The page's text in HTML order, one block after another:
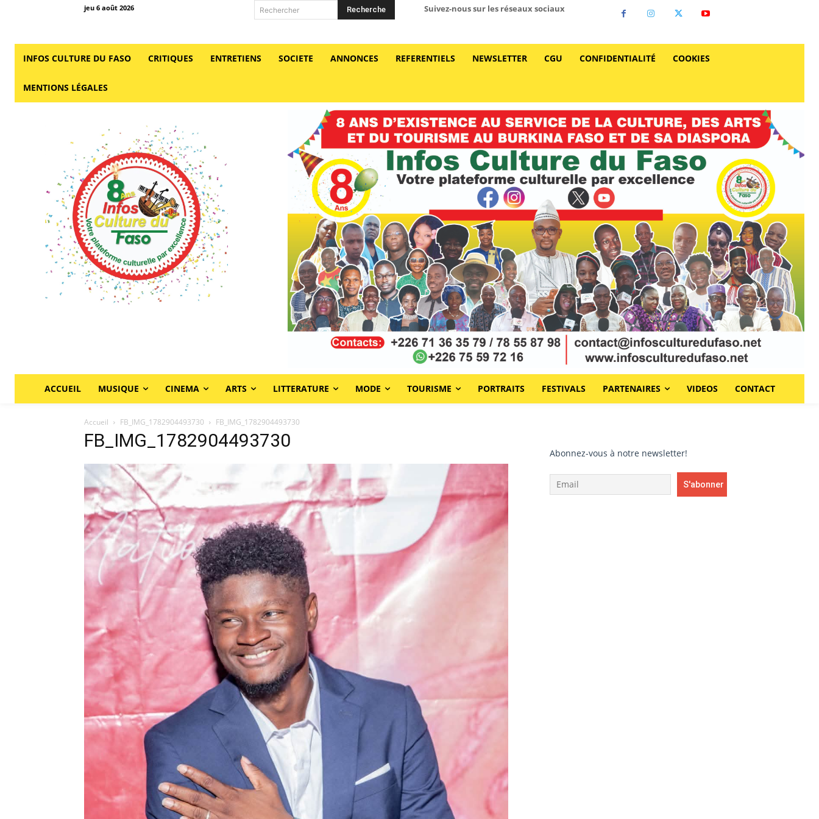
jeu 6 août 2026 Rechercher Recherche Suivez-nous sur les réseaux sociaux
INFOS CULTURE DU FASO CRITIQUES ENTRETIENS SOCIETE ANNONCES REFERENTIELS NEWSLETTER CGU CONFIDENTIALITÉ COOKIES
MENTIONS LÉGALES
ACCUEIL MUSIQUE CINEMA ARTS LITTERATURE MODE TOURISME PORTRAITS FESTIVALS PARTENAIRES VIDEOS CONTACT
Accueil FB_IMG_1782904493730 FB_IMG_1782904493730
FB_IMG_1782904493730
Abonnez-vous à notre newsletter!